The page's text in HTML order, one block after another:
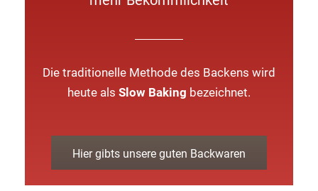
Die traditionelle Methode des Backens wird
heute als Slow Baking bezeichnet.
Hier gibts unsere guten Backwaren